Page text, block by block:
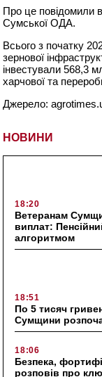
НОВИНИ
18:20
Ветеранам
виплат:
алгоритмом
18:51
По 5 тисяч
Сумщини
18:06
Безпека,
розповів про
Про це повідомили
Сумської ОДА.
Всього з початку
зернової
інвестували 568,3
харчової та
Джерело: